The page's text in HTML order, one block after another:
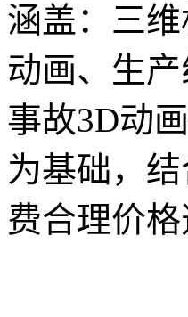
涵盖：三
动画、生
事故3D动
为基础，
费合理价